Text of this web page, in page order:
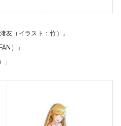
友（イラスト：竹）」
）」
」